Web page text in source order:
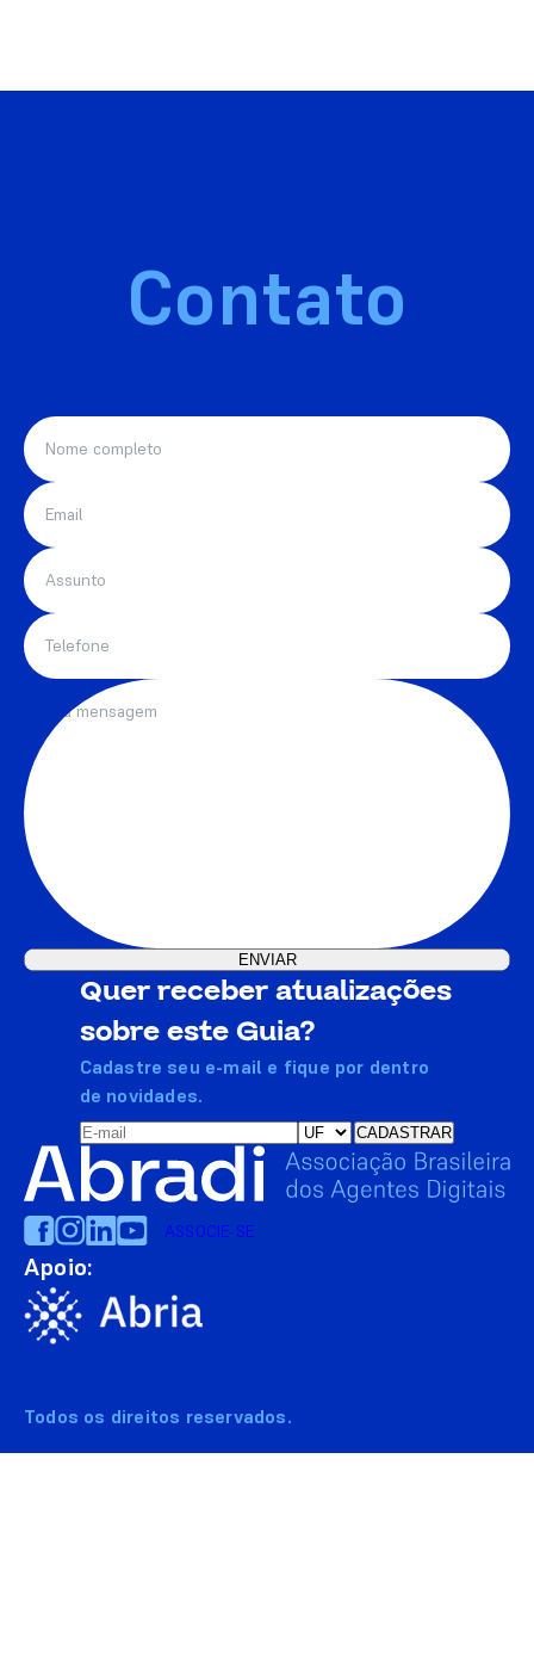
Contato
Quer receber atualizações
sobre este Guia?
Cadastre seu e-mail e fique por dentro
de novidades.
ASSOCIE-SE
Apoio:
Todos os direitos reservados.